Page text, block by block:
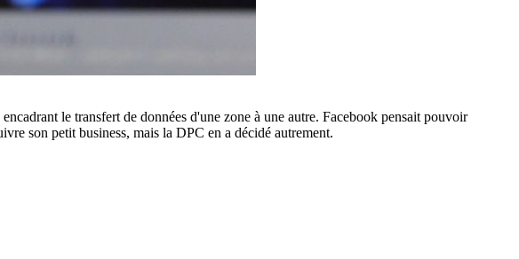
le transfert de données d'une zone à une autre. Facebook pensait pouvoir
son petit business, mais la DPC en a décidé autrement.